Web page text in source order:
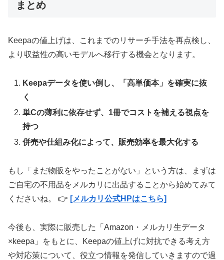
まとめ
Keepaの値上げは、これまでのリサーチ手法を再点検し、
より収益性の高いモデルへ移行する機会となります。
Keepaデータを使い倒し、「高単価本」を確実に抜
く
単Cの薄利に依存せず、1冊でコストを補える視点を
持つ
併売や仕組み化によって、販売効率を最大化する
もし「まだ物販をやったことがない」という方は、まずは
ご自宅の不用品をメルカリに出品することから始めてみて
くださいね。 👉 [メルカリ公式HPはこちら]
今後も、実際に販売した「Amazon・メルカリ生データ
×keepa」をもとに、Keepaの値上げに対抗できる考え方
や対応策について、役立つ情報を発信していきますので過